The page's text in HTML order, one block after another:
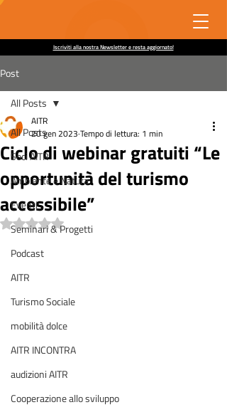
Iscriviti alla nostra Newsletter e resta aggiornato!
Post
All Posts
Soci AITR
Ambiente e Natura
Eventi
Seminari & Progetti
Podcast
AITR
Turismo Sociale
mobilità dolce
AITR INCONTRA
audizioni AITR
Cooperazione allo sviluppo
All Posts
Ciclo di webinar gratuiti “Le
opportunità del turismo
accessibile”
AITR
20 gen 2023 Tempo di lettura: 1 min
Valutazione NaN stelle su 5.